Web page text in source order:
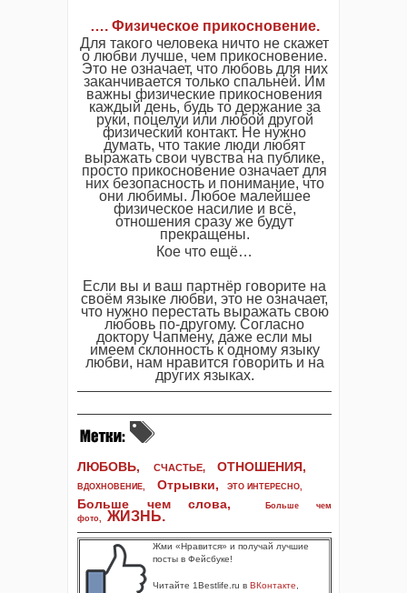
…. Физическое прикосновение.
Для такого человека ничто не скажет
о любви лучше, чем прикосновение.
Это не означает, что любовь для них
заканчивается только спальней. Им
важны физические прикосновения
каждый день, будь то держание за
руки, поцелуи или любой другой
физический контакт. Не нужно
думать, что такие люди любят
выражать свои чувства на публике,
просто прикосновение означает для
них безопасность и понимание, что
они любимы. Любое малейшее
физическое насилие и всё,
отношения сразу же будут
прекращены.
Кое что ещё…
Если вы и ваш партнёр говорите на
своём языке любви, это не означает,
что нужно перестать выражать свою
любовь по-другому. Согласно
доктору Чапмену, даже если мы
имеем склонность к одному языку
любви, нам нравится говорить и на
других языках.
ЛЮБОВЬ, СЧАСТЬЕ, ОТНОШЕНИЯ,
ВДОХНОВЕНИЕ, Отрывки, ЭТО ИНТЕРЕСНО,
Больше чем слова,
Больше чем
фото, ЖИЗНЬ.
Жми «Нравится» и получай лучшие
посты в Фейсбуке!
Читайте 1Bestlife.ru в ВКонтакте